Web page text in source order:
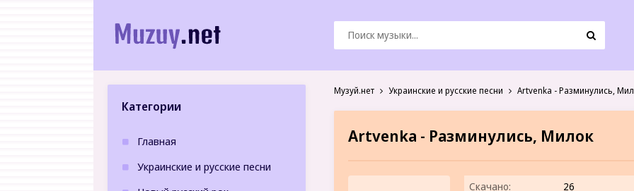
Категории
Главная
Украинские и русские песни
Музуй.нет Украинские и русские песни Artvenka - Разминулись,
Artvenka - Разминулись, Милок
Скачано:
26